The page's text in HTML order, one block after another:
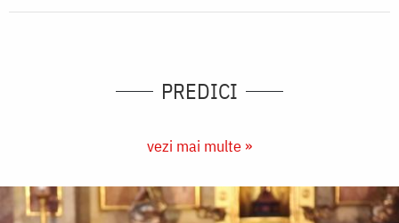
PREDICI
vezi mai multe »